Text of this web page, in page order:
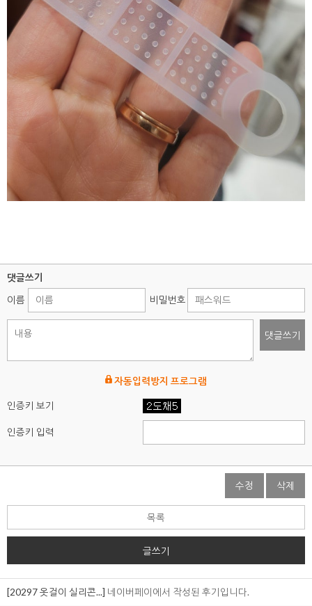
댓글쓰기
이름
비밀번호
댓글쓰기
자동입력방지 프로그램
인증키 보기
인증키 입력
수정 삭제
목록
글쓰기
[20297 옷걸이 실리콘...] 네이버페이에서 작성된 후기입니다.